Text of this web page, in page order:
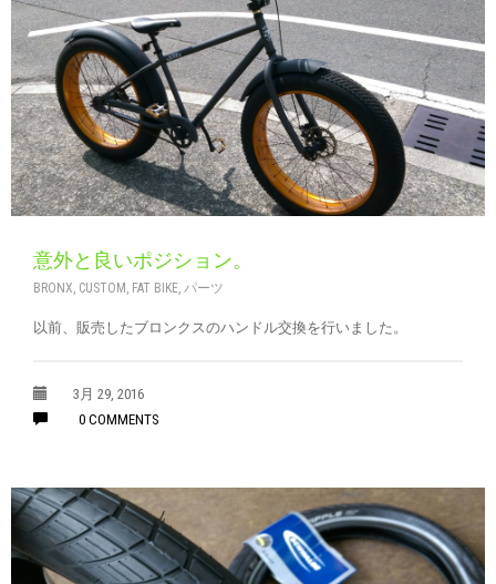
意外と良いポジション。
BRONX, CUSTOM , FAT BIKE, パーツ
以前、販売したブロンクスのハンドル交換を行いました。
3月 29, 2016
0 COMMENTS